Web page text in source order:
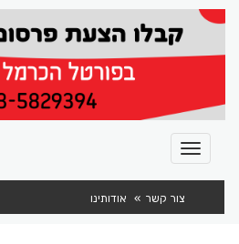
צור קשר אודותינו